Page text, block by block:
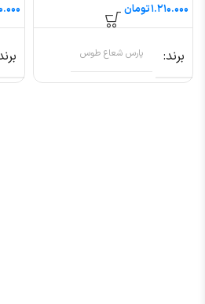
تومان
برند پارس شعاع طوس